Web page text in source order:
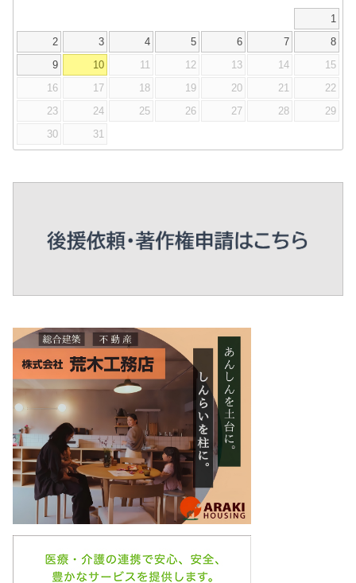
1
2 3 4 5 6 7 8
9 10 11 12 13 14 15
16 17 18 19 20 21 22
23 24 25 26 27 28 29
30 31